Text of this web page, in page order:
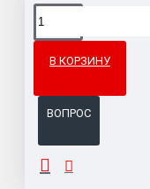
В КОРЗИНУ
ВОПРОС
Доставка
ОПИСАНИЕ